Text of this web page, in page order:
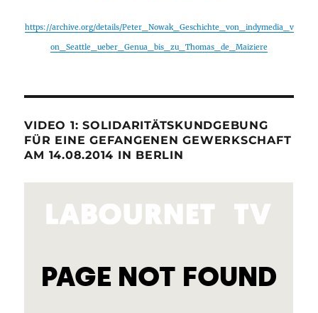
https://archive.org/details/Peter_Nowak_Geschichte_von_indymedia_v
on_Seattle_ueber_Genua_bis_zu_Thomas_de_Maiziere
VIDEO 1: SOLIDARITÄTSKUNDGEBUNG
FÜR EINE GEFANGENEN GEWERKSCHAFT
AM 14.08.2014 IN BERLIN